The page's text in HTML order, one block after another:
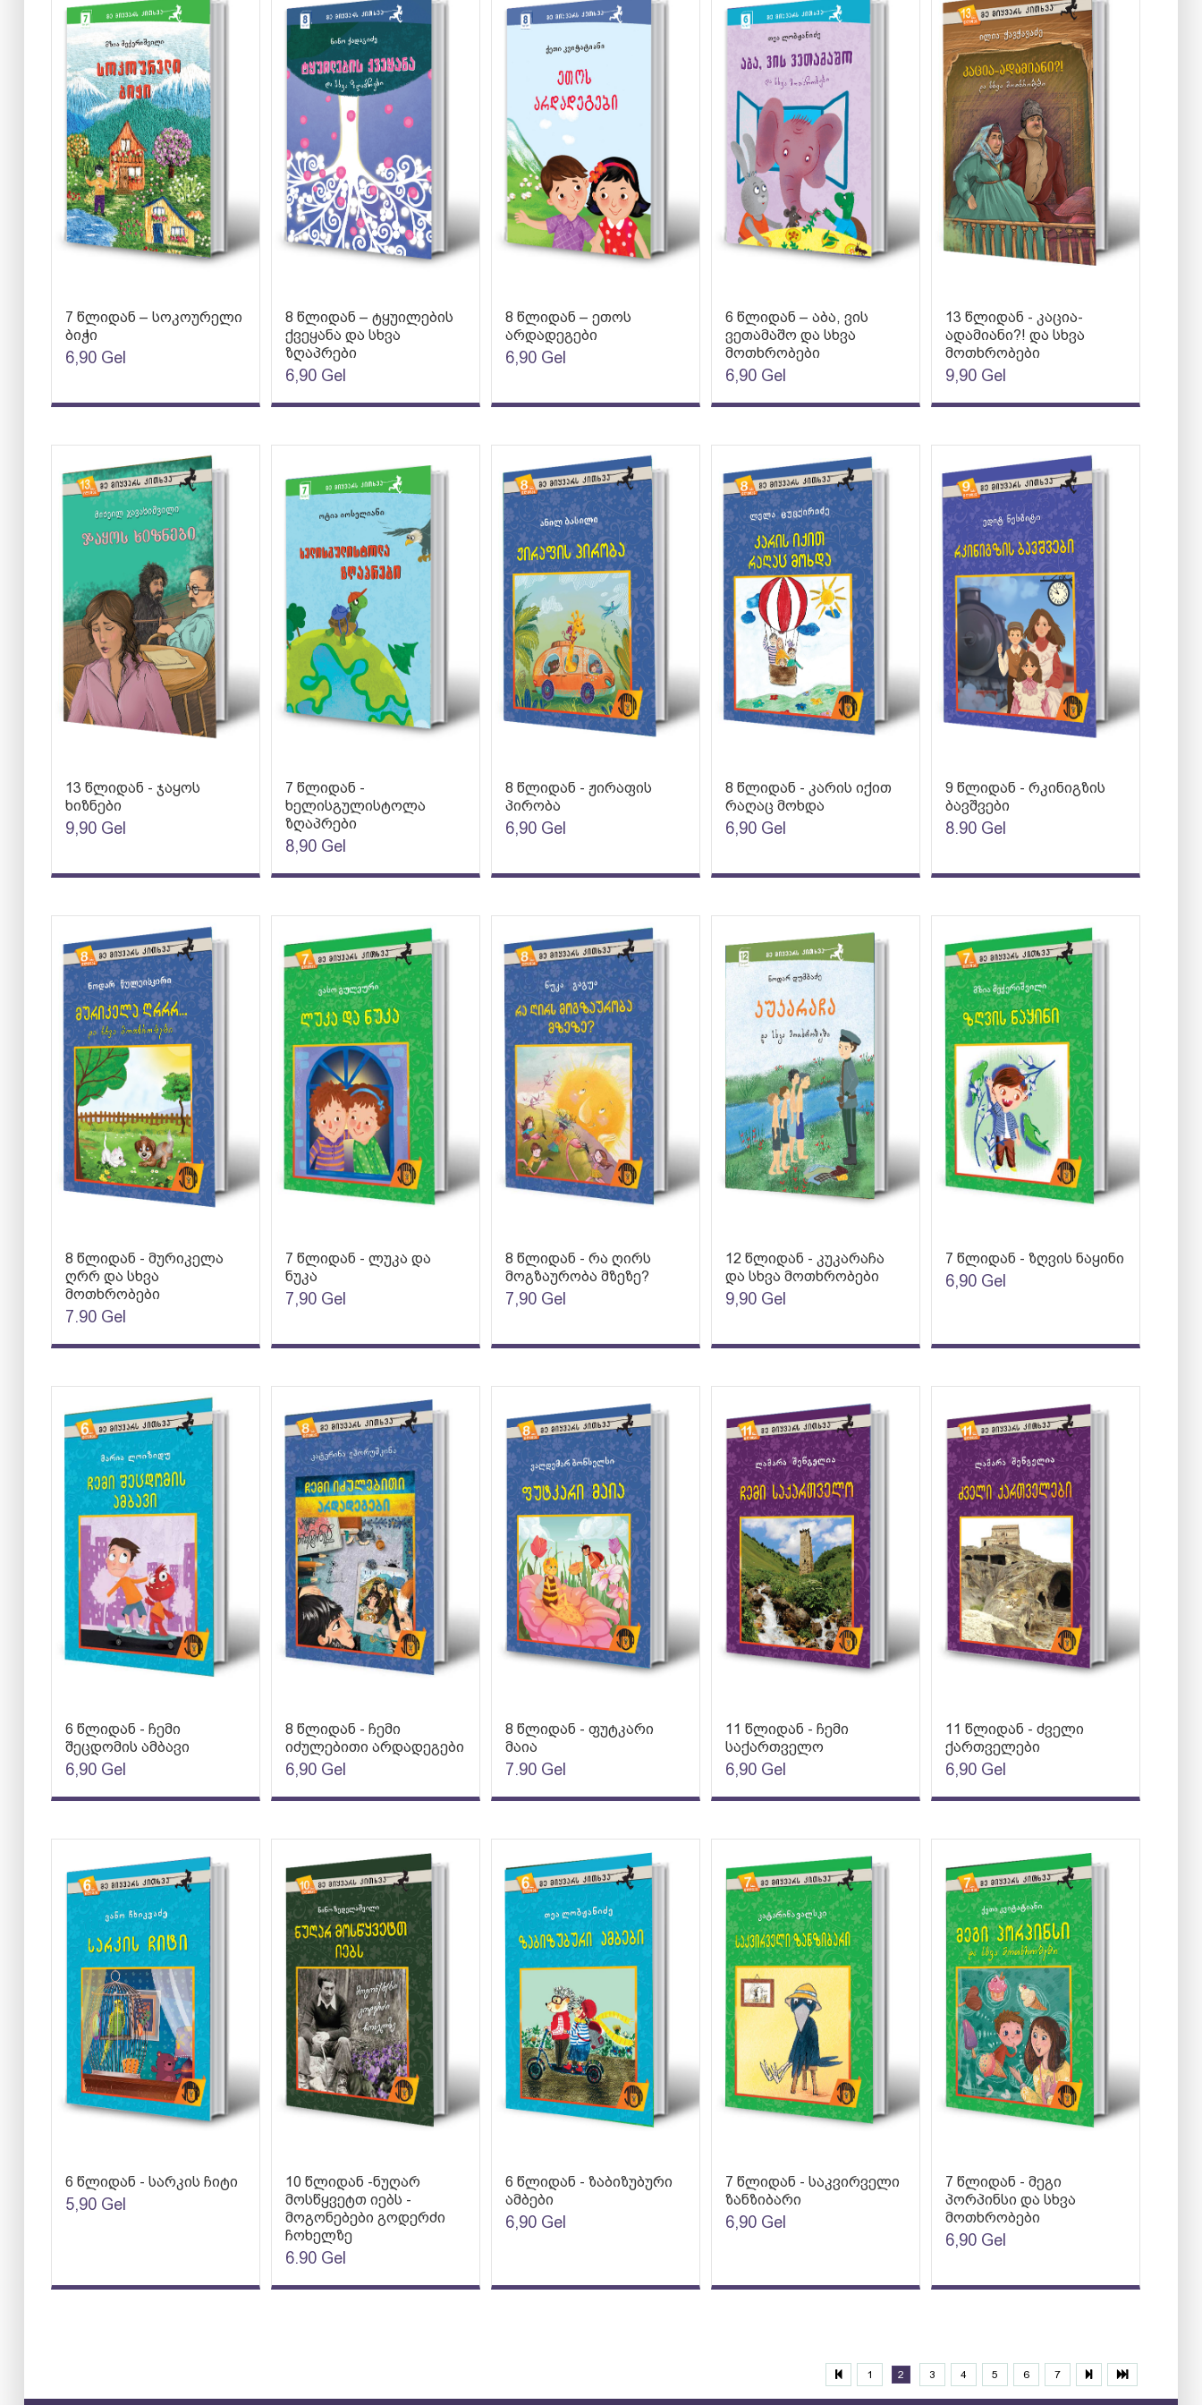
7 წლიდან – სოკოურელი
ბიჭი
6,90 Gel
8 წლიდან – ტყუილების
ქვეყანა და სხვა
ზღაპრები
6,90 Gel
8 წლიდან – ეთოს
არდადეგები
6,90 Gel
6 წლიდან – აბა, ვის
ვეთამაშო და სხვა
მოთხრობები
6,90 Gel
13 წლიდან - კაცია-
ადამიანი?! და სხვა
მოთხრობები
9,90 Gel
13 წლიდან - ჯაყოს
ხიზნები
9,90 Gel
7 წლიდან -
ხელისგულისტოლა
ზღაპრები
8,90 Gel
8 წლიდან - ჟირაფის
პირობა
6,90 Gel
8 წლიდან - კარის იქით
რაღაც მოხდა
6,90 Gel
9 წლიდან - რკინიგზის
ბავშვები
8.90 Gel
8 წლიდან - მურიკელა
ღრრ და სხვა
მოთხრობები
7.90 Gel
7 წლიდან - ლუკა და
ნუკა
7,90 Gel
8 წლიდან - რა ღირს
მოგზაურობა მზეზე?
7,90 Gel
12 წლიდან - კუკარაჩა
და სხვა მოთხრობები
9,90 Gel
7 წლიდან - ზღვის ნაყინი
6,90 Gel
6 წლიდან - ჩემი
შეცდომის ამბავი
6,90 Gel
8 წლიდან - ჩემი
იძულებითი არდადეგები
6,90 Gel
8 წლიდან - ფუტკარი
მაია
7.90 Gel
11 წლიდან - ჩემი
საქართველო
6,90 Gel
11 წლიდან - ძველი
ქართველები
6,90 Gel
6 წლიდან - სარკის ჩიტი
5,90 Gel
10 წლიდან -ნუღარ
მოსწყვეტთ იებს -
მოგონებები გოდერძი
ჩოხელზე
6.90 Gel
6 წლიდან - ზაბიზუბური
ამბები
6,90 Gel
7 წლიდან - საკვირველი
ზანზიბარი
6,90 Gel
7 წლიდან - მეგი
პორპინსი და სხვა
მოთხრობები
6,90 Gel
1 2 3 4 5 6 7